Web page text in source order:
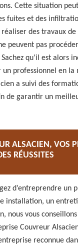
Cette situation
fuites et des
réaliser des travaux
peuvent pas
qu'il est alors
un professionnel en la
a suivi des
de garantir un
ALSACIEN, VOS
RÉUSSITES
d’entreprendre un
installation, un
nous vous
Couvreur
reconnue